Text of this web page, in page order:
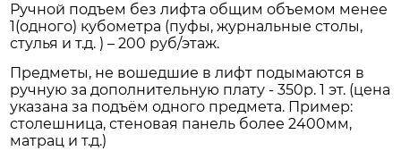
Ручной подъем без лифта общим объемом менее
1(одного) кубометра (пуфы, журнальные столы,
стулья и т.д. ) – 200 руб/этаж.
Предметы, не вошедшие в лифт подымаются в
ручную за дополнительную плату - 350р. 1 эт. (цена
указана за подъём одного предмета. Пример:
столешница, стеновая панель более 2400мм,
матрац и т.д.)